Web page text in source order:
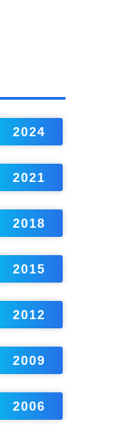
2024
2021
2018
2015
2012
2009
2006